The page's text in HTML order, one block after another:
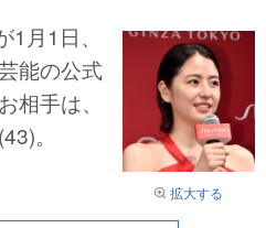
拡大する
1月1日、
能の公式
相手は、
。